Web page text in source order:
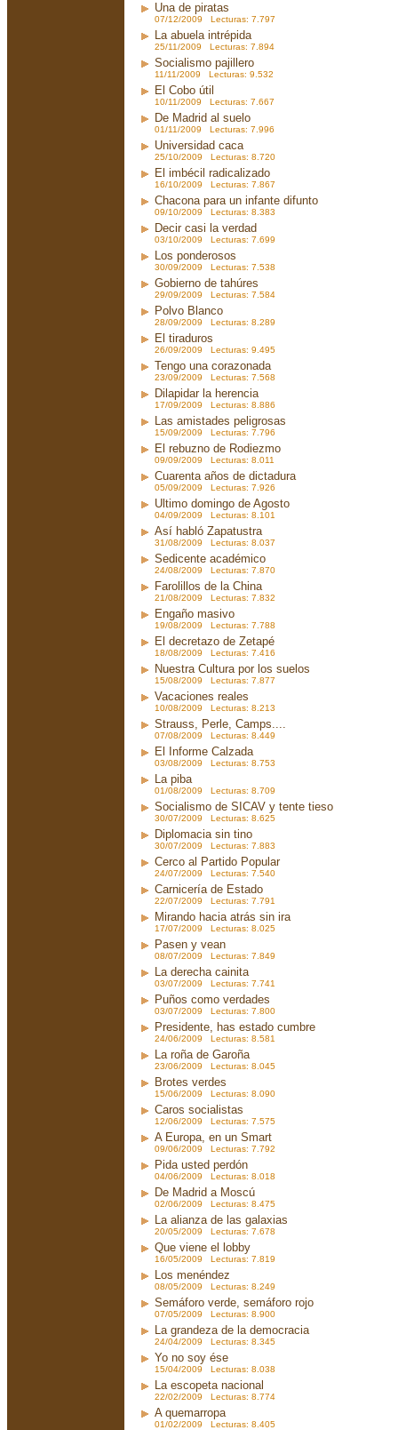
Una de piratas
07/12/2009 Lecturas: 7.797
La abuela intrépida
25/11/2009 Lecturas: 7.894
Socialismo pajillero
11/11/2009 Lecturas: 9.532
El Cobo útil
10/11/2009 Lecturas: 7.667
De Madrid al suelo
01/11/2009 Lecturas: 7.996
Universidad caca
25/10/2009 Lecturas: 8.720
El imbécil radicalizado
16/10/2009 Lecturas: 7.867
Chacona para un infante difunto
09/10/2009 Lecturas: 8.383
Decir casi la verdad
03/10/2009 Lecturas: 7.699
Los ponderosos
30/09/2009 Lecturas: 7.538
Gobierno de tahúres
29/09/2009 Lecturas: 7.584
Polvo Blanco
28/09/2009 Lecturas: 8.289
El tiraduros
26/09/2009 Lecturas: 9.495
Tengo una corazonada
23/09/2009 Lecturas: 7.568
Dilapidar la herencia
17/09/2009 Lecturas: 8.886
Las amistades peligrosas
15/09/2009 Lecturas: 7.796
El rebuzno de Rodiezmo
09/09/2009 Lecturas: 8.011
Cuarenta años de dictadura
05/09/2009 Lecturas: 7.926
Ultimo domingo de Agosto
04/09/2009 Lecturas: 8.101
Así habló Zapatustra
31/08/2009 Lecturas: 8.037
Sedicente académico
24/08/2009 Lecturas: 7.870
Farolillos de la China
21/08/2009 Lecturas: 7.832
Engaño masivo
19/08/2009 Lecturas: 7.788
El decretazo de Zetapé
18/08/2009 Lecturas: 7.416
Nuestra Cultura por los suelos
15/08/2009 Lecturas: 7.877
Vacaciones reales
10/08/2009 Lecturas: 8.213
Strauss, Perle, Camps....
07/08/2009 Lecturas: 8.449
El Informe Calzada
03/08/2009 Lecturas: 8.753
La piba
01/08/2009 Lecturas: 8.709
Socialismo de SICAV y tente tieso
30/07/2009 Lecturas: 8.625
Diplomacia sin tino
30/07/2009 Lecturas: 7.883
Cerco al Partido Popular
24/07/2009 Lecturas: 7.540
Carnicería de Estado
22/07/2009 Lecturas: 7.791
Mirando hacia atrás sin ira
17/07/2009 Lecturas: 8.025
Pasen y vean
08/07/2009 Lecturas: 7.849
La derecha cainita
03/07/2009 Lecturas: 7.741
Puños como verdades
03/07/2009 Lecturas: 7.800
Presidente, has estado cumbre
24/06/2009 Lecturas: 8.581
La roña de Garoña
23/06/2009 Lecturas: 8.045
Brotes verdes
15/06/2009 Lecturas: 8.090
Caros socialistas
12/06/2009 Lecturas: 7.575
A Europa, en un Smart
09/06/2009 Lecturas: 7.792
Pida usted perdón
04/06/2009 Lecturas: 8.018
De Madrid a Moscú
02/06/2009 Lecturas: 8.475
La alianza de las galaxias
20/05/2009 Lecturas: 7.678
Que viene el lobby
16/05/2009 Lecturas: 7.819
Los menéndez
08/05/2009 Lecturas: 8.249
Semáforo verde, semáforo rojo
07/05/2009 Lecturas: 8.900
La grandeza de la democracia
24/04/2009 Lecturas: 8.345
Yo no soy ése
15/04/2009 Lecturas: 8.038
La escopeta nacional
22/02/2009 Lecturas: 8.774
A quemarropa
01/02/2009 Lecturas: 8.405